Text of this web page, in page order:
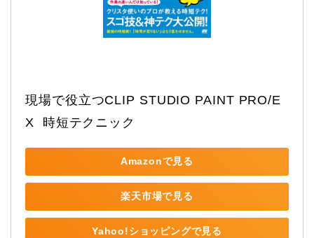
現場で役立つCLIP STUDIO PAINT PRO/E
X  時短テクニック
Amazonで見る
楽天市場で見る
Yahoo!ショッピングで見る